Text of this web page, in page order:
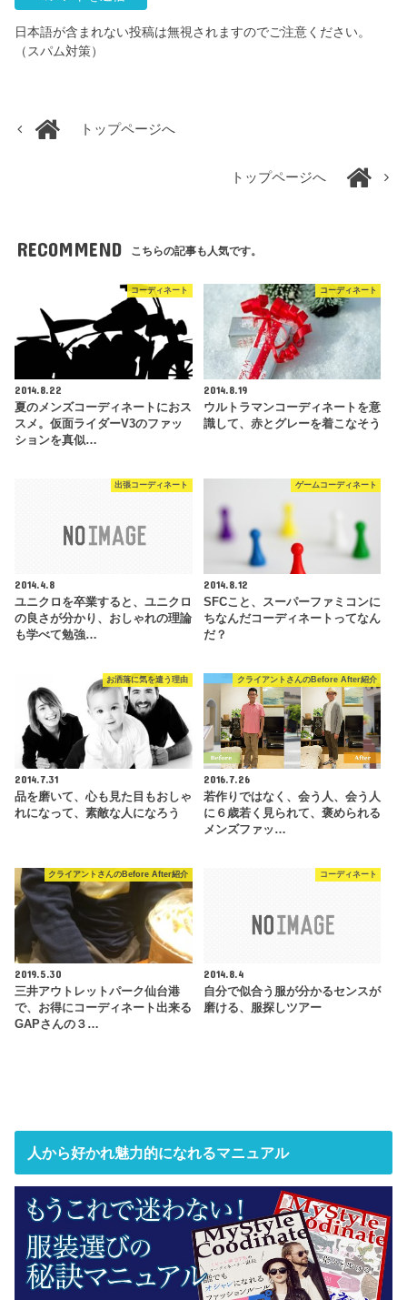
日本語が含まれない投稿は無視されますのでご注意ください。
（スパム対策）
トップページへ
トップページへ
RECOMMEND こちらの記事も人気です。
コーディネート
2014.8.22
夏のメンズコーディネートにおス
スメ。仮面ライダーV3のファッ
ションを真似…
コーディネート
2014.8.19
ウルトラマンコーディネートを意
識して、赤とグレーを着こなそう
出張コーディネート
2014.4.8
ユニクロを卒業すると、ユニクロ
の良さが分かり、おしゃれの理論
も学べて勉強…
ゲームコーディネート
2014.8.12
SFCこと、スーパーファミコンに
ちなんだコーディネートってなん
だ？
お洒落に気を遣う理由
2014.7.31
品を磨いて、心も見た目もおしゃ
れになって、素敵な人になろう
クライアントさんのBefore After紹介
2016.7.26
若作りではなく、会う人、会う人
に６歳若く見られて、褒められる
メンズファッ…
クライアントさんのBefore After紹介
2019.5.30
三井アウトレットパーク仙台港
で、お得にコーディネート出来る
GAPさんの３…
コーディネート
2014.8.4
自分で似合う服が分かるセンスが
磨ける、服探しツアー
人から好かれ魅力的になれるマニュアル